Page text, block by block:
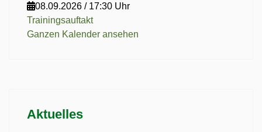
08.09.2026 / 17:30 Uhr
Trainingsauftakt
Ganzen Kalender ansehen
Aktuelles